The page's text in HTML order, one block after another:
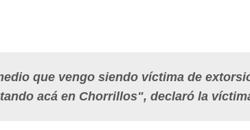
que vengo siendo víctima de
acá en Chorrillos", declaró la